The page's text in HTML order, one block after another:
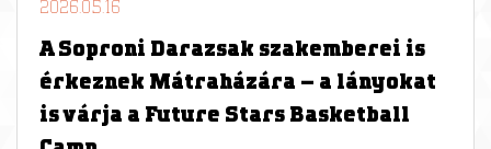
2026.05.16
A Soproni Darazsak szakemberei is
érkeznek Mátraházára – a lányokat
is várja a Future Stars Basketball